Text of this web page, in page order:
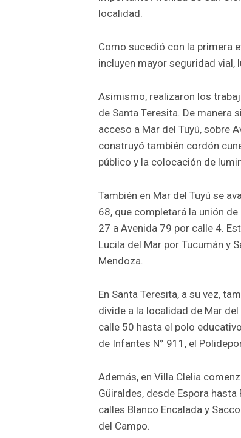
localidad.
Como sucedió con la primera
incluyen mayor seguridad vial,
Asimismo, realizaron los
de Santa Teresita. De manera
acceso a Mar del Tuyú, sobre
construyó también cordón
público y la colocación de
También en Mar del Tuyú se
68, que completará la unión
27 a Avenida 79 por calle 4.
Lucila del Mar por Tucumán y
Mendoza.
En Santa Teresita, a su vez,
divide a la localidad de Mar
calle 50 hasta el polo
de Infantes N° 911, el
Además, en Villa Clelia
Güiraldes, desde Espora
calles Blanco Encalada y
del Campo.